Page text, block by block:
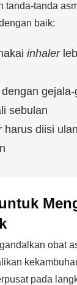
tanda-tanda
baik:
inhaler
sebulan
harus diisi
obat
pada